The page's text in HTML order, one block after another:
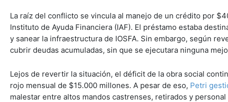
La raíz del conflicto se vincula al manejo de un crédito por
Instituto de Ayuda Financiera (IAF). El préstamo estaba
y sanear la infraestructura de IOSFA. Sin embargo, según
cubrir deudas acumuladas, sin que se ejecutara ninguna
Lejos de revertir la situación, el déficit de la obra social
rojo mensual de $15.000 millones. A pesar de eso, Petri
malestar entre altos mandos castrenses, retirados y